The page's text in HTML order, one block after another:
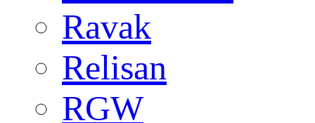
Ravak
Relisan
RGW